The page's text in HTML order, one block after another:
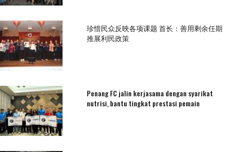
珍惜民众反映各项课题 首长：善用剩余任期
推展利民政策
Penang FC jalin kerjasama dengan syarikat
nutrisi, bantu tingkat prestasi pemain